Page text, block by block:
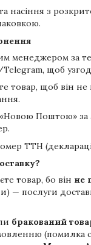
насіння з
менеджером за
щоб
товар, щоб він
«Новою Поштою» за
ТТН
товар, бо він не
— послуги
бракований
(помилка